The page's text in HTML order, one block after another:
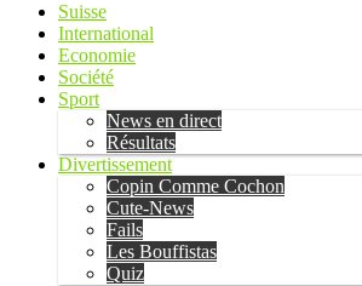
Suisse
International
Economie
Société
Sport
News en direct
Résultats
Divertissement
Copin Comme Cochon
Cute-News
Fails
Les Bouffistas
Quiz